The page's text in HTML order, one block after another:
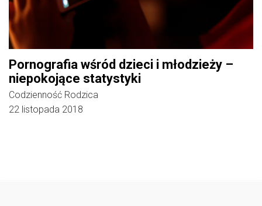
Pornografia wśród dzieci i młodzieży –
niepokojące statystyki
Codzienność Rodzica
22 listopada 2018